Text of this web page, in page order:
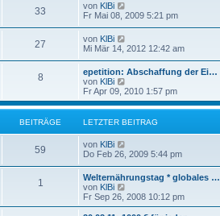
B
e
i
r
a
g
s
e
B
e
i
r
a
g
33 von KlBi
e
s
t
e
r
e
i
t
r
Fr Mai 08, 2009 5:21 pm
27 von KlBi
e
e
s
t
e
r
e
i
r
Mi Mär 14, 2012 12:42 am
8
epetition: Abschaffung der Ei…
von KlBi
e
u
e
s
B
e
i
r
a
Fr Apr 09, 2010 1:57 pm
BEITRÄGE LETZTER BEITRAG
59 von KlBi
e
s
t
e
r
Do Feb 26, 2009 5:44 pm
1
Welternährungstag * globales …
von KlBi
e
u
Fr Sep 26, 2008 10:12 pm